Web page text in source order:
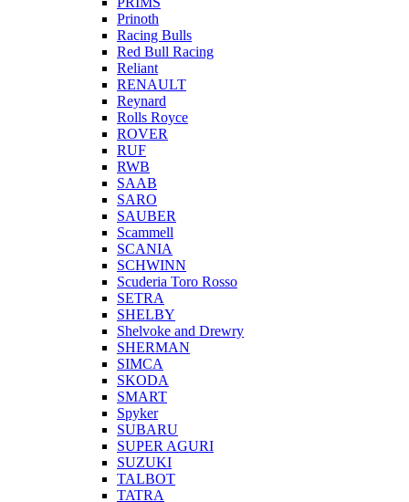
Prinoth
Racing Bulls
Red Bull Racing
Reliant
RENAULT
Reynard
Rolls Royce
ROVER
RUF
RWB
SAAB
SARO
SAUBER
Scammell
SCANIA
SCHWINN
Scuderia Toro Rosso
SETRA
SHELBY
Shelvoke and Drewry
SHERMAN
SIMCA
SKODA
SMART
Spyker
SUBARU
SUPER AGURI
SUZUKI
TALBOT
TATRA